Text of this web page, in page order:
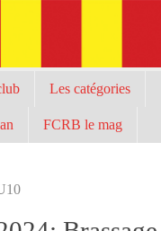
Les catégories
FCRB le mag